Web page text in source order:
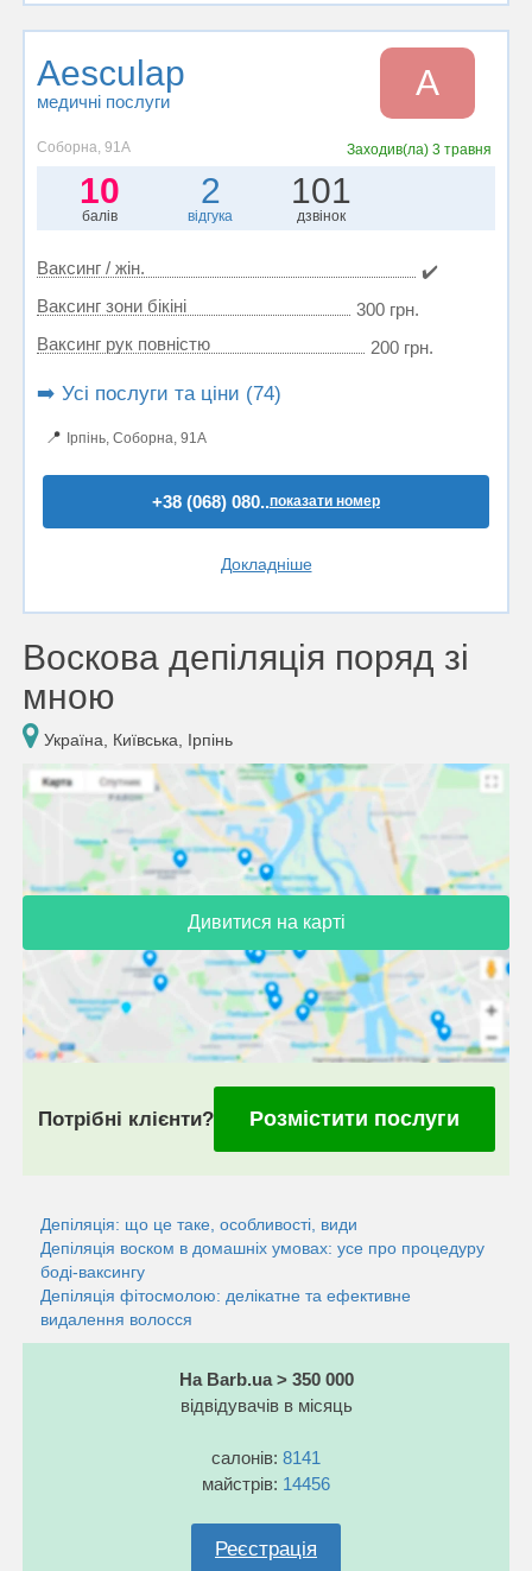
Aesculap
медичні послуги A
Соборна, 91А Заходив(ла) 3 травня
10
балів
2
відгука
101
дзвінок
Ваксинг / жін.
✔️
Ваксинг зони бікіні
300 грн.
Ваксинг рук повністю
200 грн.
➡️ Усі послуги та ціни (74)
📍 Ірпінь, Соборна, 91А
+38 (068) 080..показати номер
Докладніше
Воскова депіляція поряд зі
мною
Україна, Київська, Ірпінь
Дивитися на карті
Потрібні клієнти? Розмістити послуги
Депіляція: що це таке, особливості, види
Депіляція воском в домашніх умовах: усе про процедуру
боді-ваксингу
Депіляція фітосмолою: делікатне та ефективне
видалення волосся
На Barb.ua > 350 000
відвідувачів в місяць
салонів: 8141
майстрів: 14456
Реєстрація